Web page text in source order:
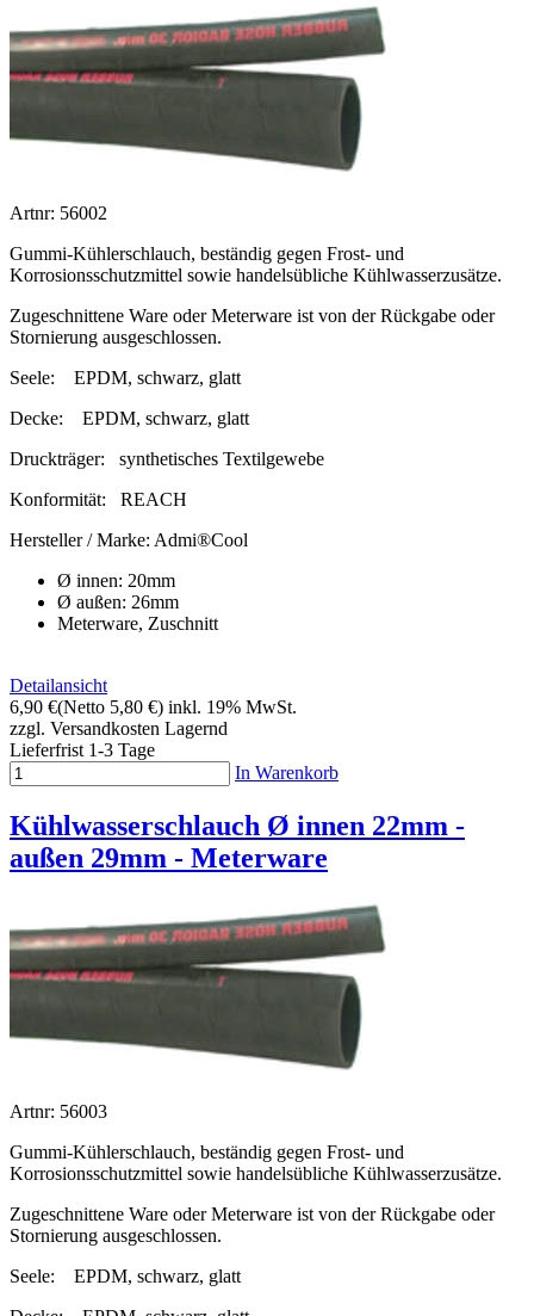
Artnr: 56002
Gummi-Kühlerschlauch, beständig gegen Frost- und
Korrosionsschutzmittel sowie handelsübliche Kühlwasserzusätze.
Zugeschnittene Ware oder Meterware ist von der Rückgabe oder
Stornierung ausgeschlossen.
Seele:
EPDM, schwarz, glatt
Decke:
EPDM, schwarz, glatt
Druckträger:
synthetisches Textilgewebe
Konformität:
REACH
Hersteller / Marke: Admi®Cool
Ø innen: 20mm
Ø außen: 26mm
Meterware, Zuschnitt
Detailansicht
6,90 €(Netto 5,80 €) inkl. 19% MwSt.
zzgl. Versandkosten Lagernd
Lieferfrist 1-3 Tage
In Warenkorb
Kühlwasserschlauch Ø innen 22mm -
außen 29mm - Meterware
Artnr: 56003
Gummi-Kühlerschlauch, beständig gegen Frost- und
Korrosionsschutzmittel sowie handelsübliche Kühlwasserzusätze.
Zugeschnittene Ware oder Meterware ist von der Rückgabe oder
Stornierung ausgeschlossen.
Seele:
EPDM, schwarz, glatt